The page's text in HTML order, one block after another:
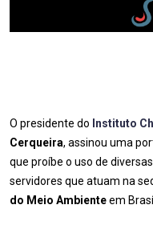
O presidente do Instituto
Cerqueira, assinou uma
que proíbe o uso de
servidores que atuam na
do Meio Ambienteem